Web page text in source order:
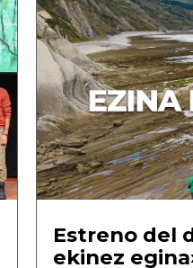
Estreno del
ekinez